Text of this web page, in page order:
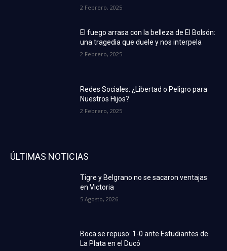
2 Febrero, 2025
El fuego arrasa con la belleza de El Bolsón:
una tragedia que duele y nos interpela
2 Febrero, 2025
Redes Sociales: ¿Libertad o Peligro para
Nuestros Hijos?
2 Febrero, 2025
ÚLTIMAS NOTICIAS
Tigre y Belgrano no se sacaron ventajas
en Victoria
5 Agosto, 2026
Boca se repuso: 1-0 ante Estudiantes de
La Plata en el Ducó